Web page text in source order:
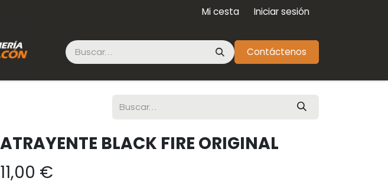
Mi cesta Iniciar sesión
Contáctenos
ATRAYENTE BLACK FIRE ORIGINAL
11,00 €